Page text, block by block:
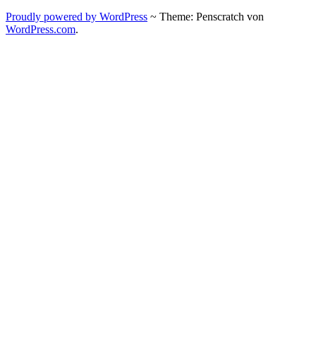
Proudly powered by WordPress ~ Theme: Penscratch von
WordPress.com.